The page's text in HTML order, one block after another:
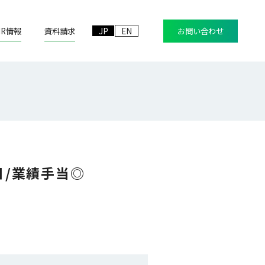
情報 資料請求 JP EN お問い合わせ
/業績手当◎